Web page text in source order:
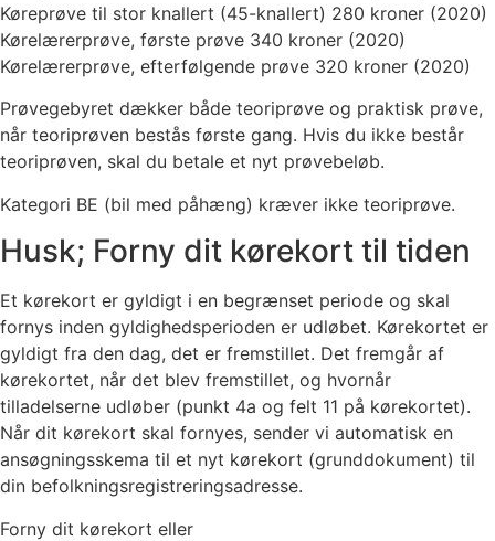
Køreprøve til stor knallert (45-knallert) 280 kroner (2020)
Kørelærerprøve, første prøve 340 kroner (2020)
Kørelærerprøve, efterfølgende prøve 320 kroner (2020)
Prøvegebyret dækker både teoriprøve og praktisk prøve,
når teoriprøven bestås første gang. Hvis du ikke består
teoriprøven, skal du betale et nyt prøvebeløb.
Kategori BE (bil med påhæng) kræver ikke teoriprøve.
Husk; Forny dit kørekort til tiden
Et kørekort er gyldigt i en begrænset periode og skal
fornys inden gyldighedsperioden er udløbet. Kørekortet er
gyldigt fra den dag, det er fremstillet. Det fremgår af
kørekortet, når det blev fremstillet, og hvornår
tilladelserne udløber (punkt 4a og felt 11 på kørekortet).
Når dit kørekort skal fornyes, sender vi automatisk en
ansøgningsskema til et nyt kørekort (grunddokument) til
din befolkningsregistreringsadresse.
Forny dit kørekort eller